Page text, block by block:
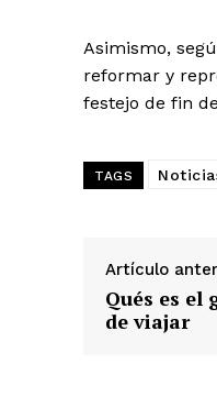
Asimismo,
reformar y
festejo de fin
TAGS
Artículo
Qués es el
de viajar